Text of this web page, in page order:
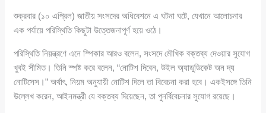
শুক্রবার (১০ এপ্রিল) জাতীয় সংসদের অধিবেশনে এ ঘটনা ঘটে, যেখানে আলোচনার
এক পর্যায়ে পরিস্থিতি কিছুটা উত্তেজনাপূর্ণ হয়ে ওঠে।
পরিস্থিতি নিয়ন্ত্রণে এনে স্পিকার আরও বলেন, সংসদে মৌখিক বক্তব্য দেওয়ার সুযোগ
খুবই সীমিত। তিনি স্পষ্ট করে বলেন, “নোটিশ দিবেন, উইল অ্যাডুডিকেট অন দ্য
নোটিসেস।” অর্থাৎ, নিয়ম অনুযায়ী নোটিশ দিলে তা বিবেচনা করা হবে। একইসঙ্গে তিনি
উল্লেখ করেন, আইনমন্ত্রী যে বক্তব্য দিয়েছেন, তা পুনর্বিবেচনার সুযোগ রয়েছে।